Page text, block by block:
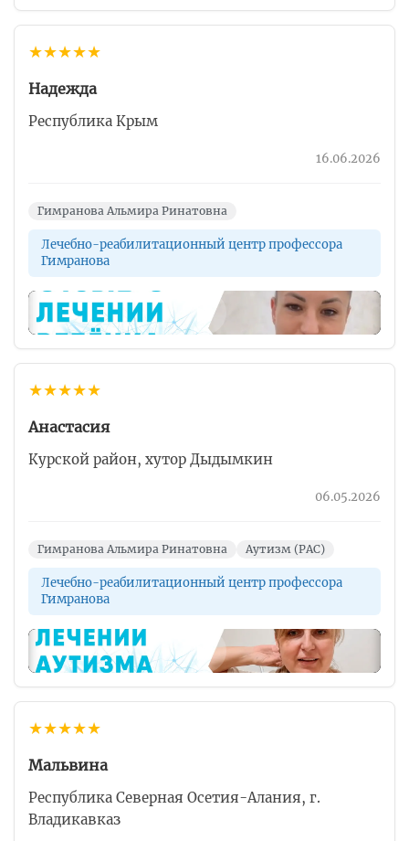
★★★★★
Надежда
Республика Крым
16.06.2026
Гимранова Альмира Ринатовна
Лечебно-реабилитационный центр профессора
Гимранова
▶
★★★★★
Анастасия
Курской район, хутор Дыдымкин
06.05.2026
Гимранова Альмира Ринатовна Аутизм (РАС)
Лечебно-реабилитационный центр профессора
Гимранова
▶
★★★★★
Мальвина
Республика Северная Осетия-Алания, г.
Владикавказ